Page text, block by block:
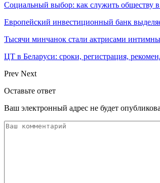
Социальный выбор: как служить обществу
Европейский инвестиционный банк
Тысячи минчанок стали актрисами
ЦТ в Беларуси: сроки, регистрация,
Prev Next
Оставьте ответ
Ваш электронный адрес не будет